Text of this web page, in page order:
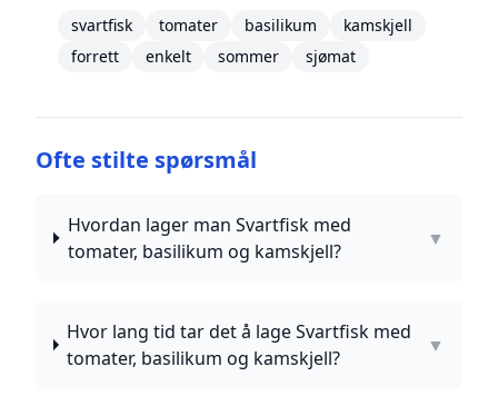
svartfisk tomater basilikum
kamskjell
forrett
enkelt sommer sjømat
Ofte stilte spørsmål
Hvordan lager man Svartfisk med
tomater, basilikum og kamskjell?
▼
Hvor lang tid tar det å lage Svartfisk med
tomater, basilikum og kamskjell?
▼